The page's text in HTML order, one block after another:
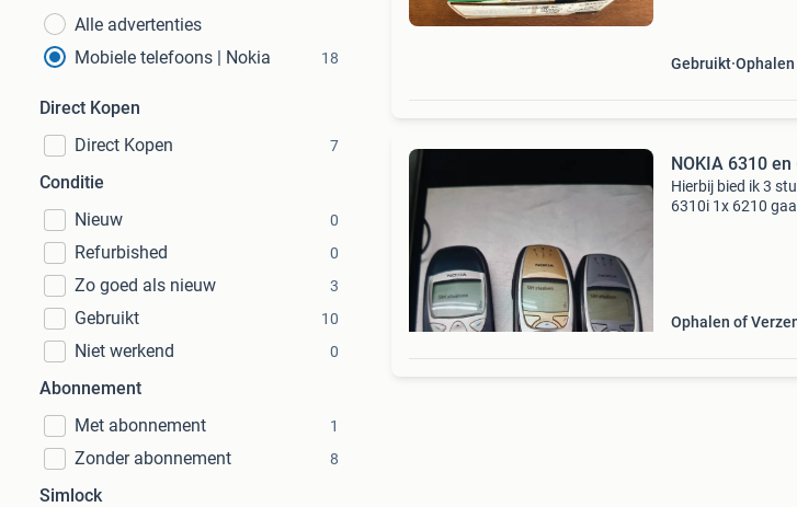
Alle advertenties
Mobiele telefoons | Nokia
18
Direct Kopen
Direct Kopen
7
Conditie
Nieuw
0
Refurbished 0
Zo goed als nieuw 3
Gebruikt 10
Niet werkend 0
Abonnement
Met abonnement
1
Zonder abonnement 8
Simlock
Gebruikt
NOKIA 6310 en
Hierbij bied ik 3
6310i 1x 6210
Ophalen of